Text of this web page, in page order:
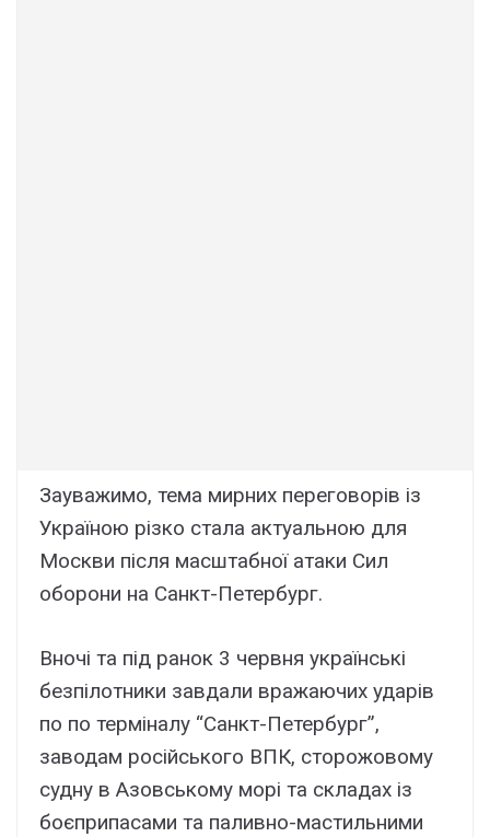
Зауважимо, тема мирних переговорів із
Україною різко стала актуальною для
Москви після масштабної атаки Сил
оборони на Санкт-Петербург.
Вночі та під ранок 3 червня українські
безпілотники завдали вражаючих ударів
по по терміналу “Санкт-Петербург”,
заводам російського ВПК, сторожовому
судну в Азовському морі та складах із
боєприпасами та паливно-мастильними